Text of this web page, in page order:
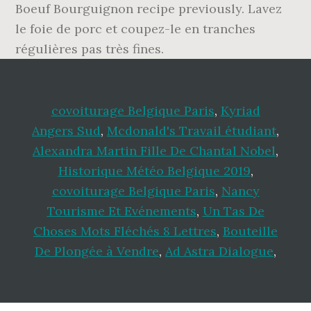
Boeuf Bourguignon recipe previously. Lavez
le foie de porc et coupez-le en tranches
régulières pas très fines.
covoiturage Belgique Paris, Kyriad
Angers Sud, Mcdonald's Travail étudiant,
Alexandra Martin Fille De Chantal Nobel,
Historique Météo Belgique 2019,
covoiturage Belgique Paris, Nancy
Tourisme Et Evénements, Un Tas De
Choses Mots Fléchés 8 Lettres, Bouteille
De Plongée à Vendre, Ad Astra Dialogue,